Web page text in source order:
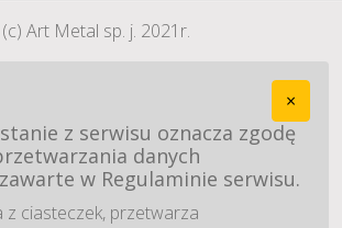
(c) Art Metal sp. j. 2021r.
×
z serwisu oznacza zgodę
danych
w Regulaminie serwisu.
z ciasteczek, przetwarza